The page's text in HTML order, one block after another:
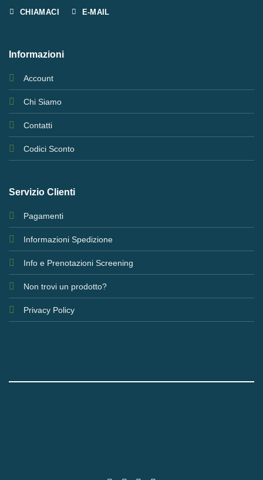
CHIAMACI E-MAIL
Informazioni
Account
Chi Siamo
Contatti
Codici Sconto
Servizio Clienti
Pagamenti
Informazioni Spedizione
Info e Prenotazioni Screening
Non trovi un prodotto?
Privacy Policy